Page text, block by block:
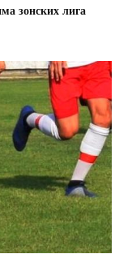
зонских лига